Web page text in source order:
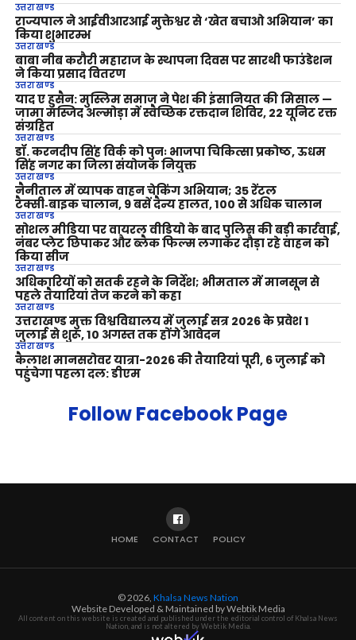
उत्तराखण्ड
राज्यपाल ने आईवीआरआई मुक्तेश्वर से ‘खेत बचाओ अभियान’ का
किया शुभारम्भ
उत्तराखण्ड
बाबा नीब करौरी महाराज के स्थापना दिवस पर सारथी फाउंडेशन
ने किया प्रसाद वितरण
उत्तराखण्ड
याद ए हुसैन: मुस्लिम समाज ने पेश की इंसानियत की मिसाल —
जामा मस्जिद अल्मोड़ा में स्वैच्छिक रक्तदान शिविर, 22 यूनिट रक्त
संग्रहित
उत्तराखण्ड
डॉ. करनदीप सिंह विर्क को पुनः भाजपा चिकित्सा प्रकोष्ठ, ऊधम
सिंह नगर का जिला संयोजक नियुक्त
उत्तराखण्ड
नैनीताल में व्यापक वाहन चेकिंग अभियान; 35 रेंटल
टैक्सी‑बाइक चालान, 9 बसें दैन्य हालत, 100 से अधिक चालान
उत्तराखण्ड
सोशल मीडिया पर वायरल वीडियो के बाद पुलिस की बड़ी कार्रवाई,
नंबर प्लेट छिपाकर और ब्लैक फिल्म लगाकर दौड़ा रहे वाहन को
किया सीज
उत्तराखण्ड
अधिकारियों को सतर्क रहने के निर्देश; भीमताल में मानसून से
पहले तैयारियां तेज करने को कहा
उत्तराखण्ड
उत्तराखण्ड मुक्त विश्वविद्यालय में जुलाई सत्र 2026 के प्रवेश 1
जुलाई से शुरू, 10 अगस्त तक होंगे आवेदन
उत्तराखण्ड
कैलाश मानसरोवर यात्रा-2026 की तैयारियां पूरी, 6 जुलाई को
पहुंचेगा पहला दल: डीएम
Follow Facebook Page
HOME CONTACT POLICY
© 2026, Khalsa News Nation
Website Developed & Maintained by Webtik Media
All content on this website is created and published under the editorial control of Khalsa News
Nation, and is not altered by Webtik Media.